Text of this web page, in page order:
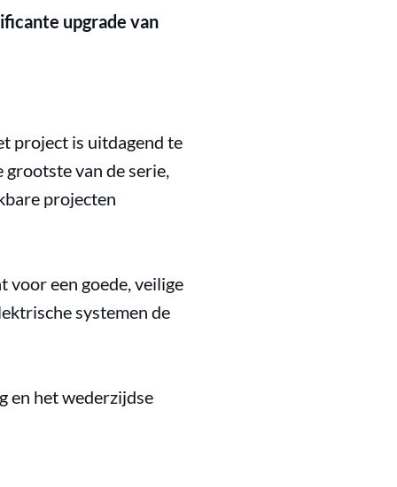
upgrade van
project is uitdagend te
van de serie,
projecten
voor een goede, veilige
systemen de
en het wederzijdse